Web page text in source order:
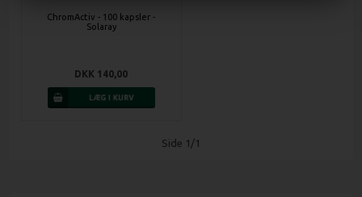
ChromActiv - 100 kapsler -
Solaray
DKK 140,00
Side 1/1